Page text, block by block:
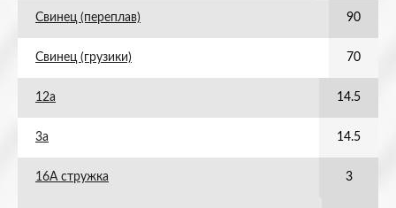
Свинец (переплав) 90
Свинец (грузики) 70
12а 14.5
3а 14.5
16А стружка 3